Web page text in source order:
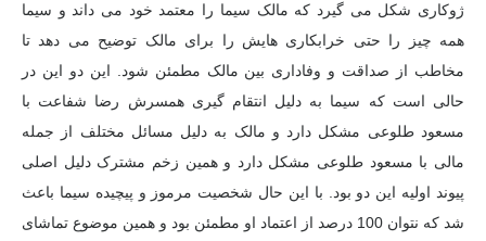
ژوکاری شکل می گیرد که مالک سیما را معتمد خود می داند و سیما
همه چیز را حتی خرابکاری هایش را برای مالک توضیح می دهد تا
مخاطب از صداقت و وفاداری بین مالک مطمئن شود. این دو این در
حالی است که سیما به دلیل انتقام گیری همسرش رضا شفاعت با
مسعود طلوعی مشکل دارد و مالک به دلیل مسائل مختلف از جمله
مالی با مسعود طلوعی مشکل دارد و همین زخم مشترک دلیل اصلی
پیوند اولیه این دو بود. با این حال شخصیت مرموز و پیچیده سیما باعث
شد که نتوان 100 درصد از اعتماد او مطمئن بود و همین موضوع تماشای